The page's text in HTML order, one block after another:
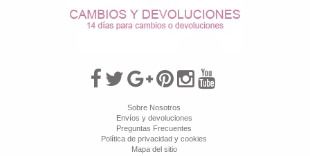
Sobre Nosotros
Envíos y devoluciones
Preguntas Frecuentes
Política de privacidad y cookies
Mapa del sitio